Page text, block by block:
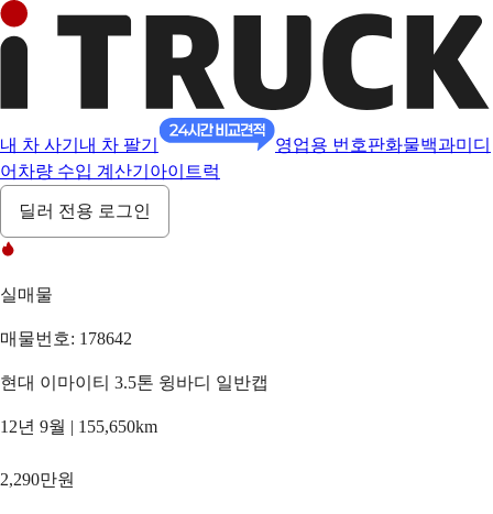
내 차 사기 내 차 팔기 영업용 번호판화물백과미디
어 차량 수입 계산기 아이트럭
딜러 전용 로그인
실매물
매물번호: 178642
현대 이마이티 3.5톤 윙바디 일반캡
12년 9월 | 155,650km
2,290만원